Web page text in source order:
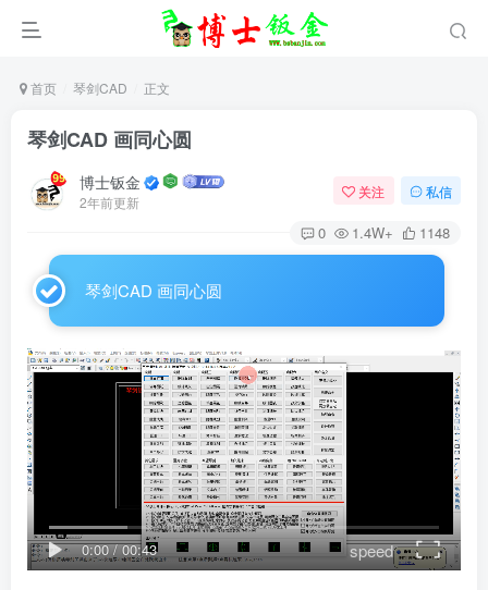
首页 琴剑CAD 正文
琴剑CAD 画同心圆
博士钣金
2年前更新
关注 私信
0 1.4W+ 1148
琴剑CAD 画同心圆
0:00/00:43 speed